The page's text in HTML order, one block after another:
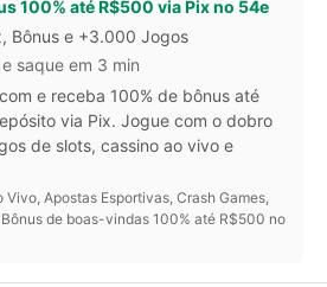
100% até R$500 via Pix no 54e
Bônus e +3.000 Jogos
saque em 3 min
e receba 100% de bônus até
via Pix. Jogue com o dobro
de slots, cassino ao vivo e
Vivo, Apostas Esportivas, Crash Games,
Bônus de boas-vindas 100% até R$500 no